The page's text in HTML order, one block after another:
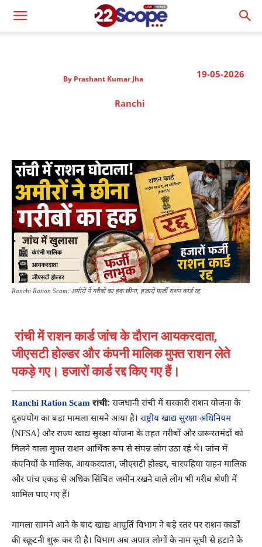
19-05-2026
By Prashant Kumar Jha
Ranchi
Ranchi Ration Scam: अमीरों ने गरीबों का हक छीना, हजारों फर्जी राशन कार्ड रद्द
रांची में राशन कार्ड जांच के दौरान आयकरदाता,
जीएसटी होल्डर और कंपनी मालिक मुफ्त राशन लेते
पकड़े गए। हजारों कार्ड रद्द किए गए हैं।
Ranchi Ration Scam रांची: राजधानी रांची में सरकारी राशन योजना के
दुरुपयोग का बड़ा मामला सामने आया है। राष्ट्रीय खाद्य सुरक्षा अधिनियम
(NFSA) और राज्य खाद्य सुरक्षा योजना के तहत गरीबों और जरूरतमंदों को
मिलने वाला मुफ्त राशन आर्थिक रूप से संपन्न लोग उठा रहे थे। जांच में
कंपनियों के मालिक, आयकरदाता, जीएसटी होल्डर, चारपहिया वाहन मालिक
और पांच एकड़ से अधिक सिंचित जमीन रखने वाले लोग भी गरीब श्रेणी में
शामिल पाए गए हैं।
मामला सामने आने के बाद खाद्य आपूर्ति विभागने बड़े स्तर पर राशन कार्डों
की स्क्रूटनी शुरू कर दी है। विभाग अब अपात्र लोगों के नाम सूची से हटाने के